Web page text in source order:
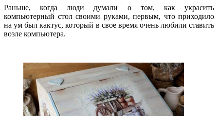
Раньше, когда люди думали о том, как украсить
компьютерный стол своими руками, первым, что приходило
на ум был кактус, который в свое время очень любили ставить
возле компьютера.